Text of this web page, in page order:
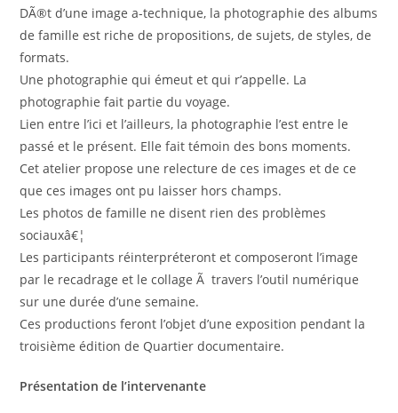
DÃ®t d’une image a-technique, la photographie des albums
de famille est riche de propositions, de sujets, de styles, de
formats.
Une photographie qui émeut et qui r’appelle. La
photographie fait partie du voyage.
Lien entre l’ici et l’ailleurs, la photographie l’est entre le
passé et le présent. Elle fait témoin des bons moments.
Cet atelier propose une relecture de ces images et de ce
que ces images ont pu laisser hors champs.
Les photos de famille ne disent rien des problèmes
sociauxâ€¦
Les participants réinterpréteront et composeront l’image
par le recadrage et le collage Ã travers l’outil numérique
sur une durée d’une semaine.
Ces productions feront l’objet d’une exposition pendant la
troisième édition de Quartier documentaire.
Présentation de l’intervenante